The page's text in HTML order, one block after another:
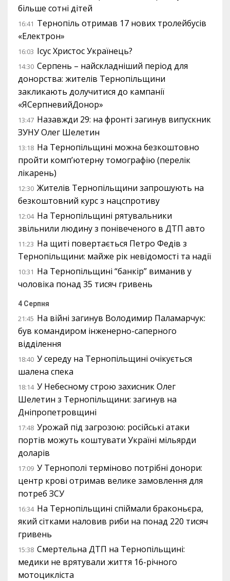
більше сотні дітей
16:41 Тернопіль отримав 17 нових тролейбусів
«Електрон»
16:03 Ісус Христос Українець?
14:30 Серпень – найскладніший період для
донорства: жителів Тернопільщини
закликають долучитися до кампанії
«ЯСерпневийДонор»
13:47 Назавжди 29: на фронті загинув випускник
ЗУНУ Олег Шелетин
13:18 На Тернопільщині можна безкоштовно
пройти комп’ютерну томографію (перелік
лікарень)
12:30 Жителів Тернопільщини запрошують на
безкоштовний курс з нацспротиву
12:04 На Тернопільщині рятувальники
звільнили людину з понівеченого в ДТП авто
11:23 На щиті повертається Петро Федів з
Тернопільщини: майже рік невідомості та надії
10:31 На Тернопільщині “банкір” виманив у
чоловіка понад 35 тисяч гривень
4 Серпня
21:45 На війні загинув Володимир Паламарчук:
був командиром інженерно-саперного
відділення
18:40 У середу на Тернопільщині очікується
шалена спека
18:14 У Небесному строю захисник Олег
Шелетин з Тернопільщини: загинув на
Дніпропетровщині
17:48 Урожай під загрозою: російські атаки
портів можуть коштувати Україні мільярди
доларів
17:09 У Тернополі терміново потрібні донори:
центр крові отримав велике замовлення для
потреб ЗСУ
16:34 На Тернопільщині спіймали браконьєра,
який сітками наловив риби на понад 220 тисяч
гривень
15:38 Смертельна ДТП на Тернопільщині:
медики не врятували життя 16-річного
мотоцикліста